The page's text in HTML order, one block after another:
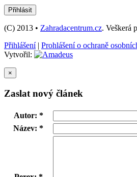
(C) 2013 • Zahradacentrum.cz. Veškerá
Přihlášení| Prohlášení o ochraně
Vytvořil:
×
Zaslat nový článek
Autor: *
Název: *